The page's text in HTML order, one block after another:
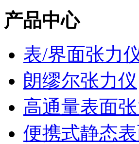
产品中心
表/界面张力
朗缪尔张力仪
高通量表面
便携式静态